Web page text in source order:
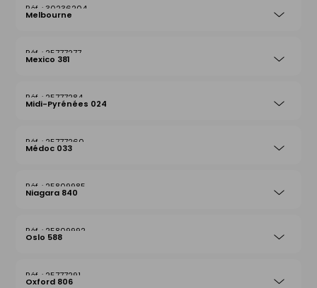
30236204
Melbourne
25777277
Mexico 381
25777284
Midi-Pyrénées 024
25777260
Médoc 033
25809985
Niagara 840
25809992
Oslo 588
25777291
Oxford 806